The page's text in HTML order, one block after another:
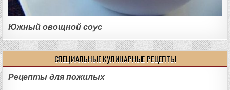
Южный овощной соус
СПЕЦИАЛЬНЫЕ КУЛИНАРНЫЕ РЕЦЕПТЫ
Рецепты для пожилых